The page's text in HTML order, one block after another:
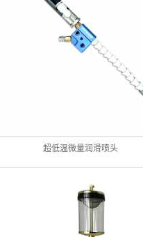
超低温微量润滑喷头